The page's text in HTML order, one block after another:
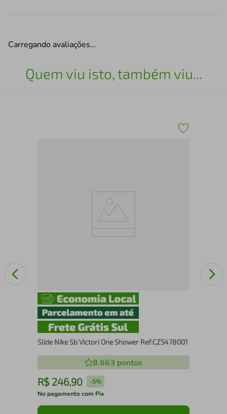
Carregando avaliações…
Quem viu isto, também viu...
Slide Nike Sb Victori One Shower Ref:CZ5478001
8.663 pontos
R$ 246,90 -5%
No pagamento com Pix